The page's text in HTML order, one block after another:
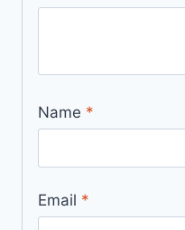
Name *
Email *